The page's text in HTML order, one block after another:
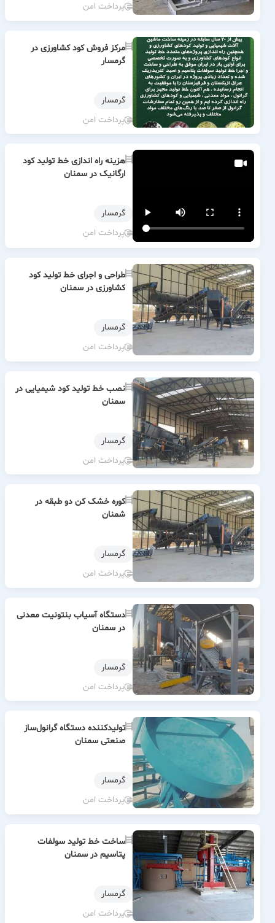
پرداخت امن
مرکز فروش کود کشاورزی در
گرمسار
گرمسار
پرداخت امن
هزینه راه اندازی خط تولید کود
ارگانیک در سمنان
گرمسار
پرداخت امن
طراحی و اجرای خط تولید کود
کشاورزی در سمنان
گرمسار
پرداخت امن
نصب خط تولید کود شیمیایی در
سمنان
گرمسار
پرداخت امن
کوره خشک کن دو طبقه در
شمنان
گرمسار
پرداخت امن
دستگاه آسیاب بنتونیت معدنی
در سمنان
گرمسار
پرداخت امن
تولیدکننده دستگاه گرانول‌ساز
صنعتی سمنان
گرمسار
پرداخت امن
ساخت خط تولید سولفات
پتاسیم در سمنان
گرمسار
پرداخت امن